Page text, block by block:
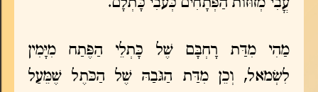
מַהִי מִדַּת רָחְבָּם שֶׁל כָּתְלֵי הַפֶּתַח מִיָּמִין
לִשְׂמֹאל, וְכֵן מִדַּת הַגֹּבַהּ שֶׁל הַכֹּתֶל שֶׁמֵּעַל